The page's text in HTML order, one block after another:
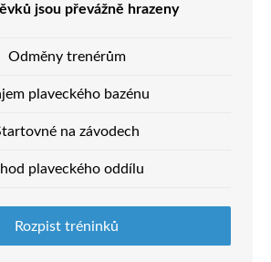
jsou převážně hrazeny
Odměny trenérům
plaveckého bazénu
na závodech
plaveckého oddílu
Rozpist tréninků